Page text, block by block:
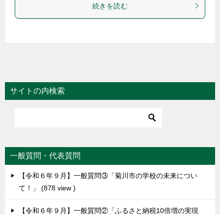
続きを読む
サイトの内検索
一般質問・代表質問
【令和６年９月】一般質問③「菊川市の学校の未来につい
て！」
878 view
【令和６年９月】一般質問②「ふるさと納税10倍増の実現